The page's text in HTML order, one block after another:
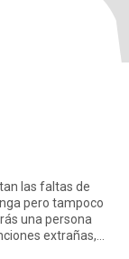
las faltas de
pero tampoco
una persona
extrañas,